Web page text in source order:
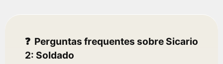
Perguntas frequentes sobre Sicario
2: Soldado